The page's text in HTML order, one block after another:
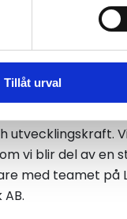
Tillåt urval
vd på XR Logistik, ser
utvecklingskraft.
vi blir del av en
med teamet på